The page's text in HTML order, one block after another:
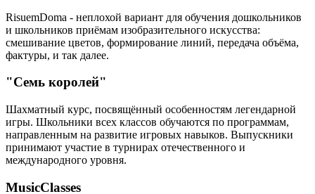
RisuemDoma - неплохой вариант для обучения дошкольников
и школьников приёмам изобразительного искусства:
смешивание цветов, формирование линий, передача объёма,
фактуры, и так далее.
"Семь королей"
Шахматный курс, посвящённый особенностям легендарной
игры. Школьники всех классов обучаются по программам,
направленным на развитие игровых навыков. Выпускники
принимают участие в турнирах отечественного и
международного уровня.
MusicClasses